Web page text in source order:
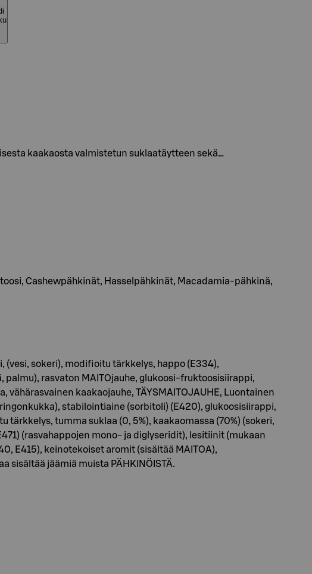
kaakaosta valmistetun suklaatäytteen sekä…
Cashewpähkinät, Hasselpähkinät, Macadamia-pähkinä,
(vesi, sokeri), modifioitu tärkkelys, happo (E334),
rasvaton MAITOjauhe, glukoosi-fruktoosisiirappi,
vähärasvainen kaakaojauhe, TÄYSMAITOJAUHE, Luontainen
stabilointiaine (sorbitoli) (E420), glukoosisiirappi,
tärkkelys, tumma suklaa (0, 5%), kaakaomassa (70%) (sokeri,
(rasvahappojen mono- ja diglyseridit), lesitiinit (mukaan
E415), keinotekoiset aromit (sisältää MAITOA),
sisältää jäämiä muista PÄHKINÖISTÄ.